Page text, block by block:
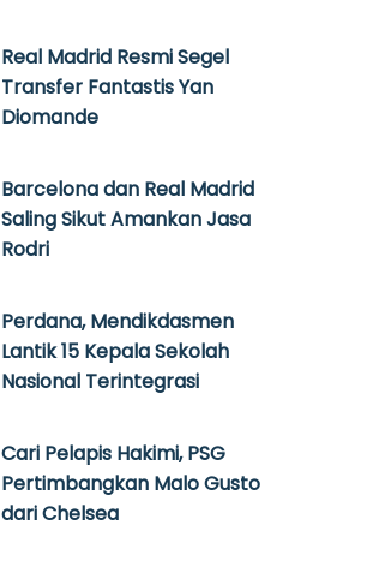
Real Madrid Resmi Segel
Transfer Fantastis Yan
Diomande
Barcelona dan Real Madrid
Saling Sikut Amankan Jasa
Rodri
Perdana, Mendikdasmen
Lantik 15 Kepala Sekolah
Nasional Terintegrasi
Cari Pelapis Hakimi, PSG
Pertimbangkan Malo Gusto
dari Chelsea